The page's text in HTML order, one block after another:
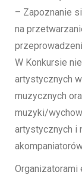
– Zapoznanie
na
W Konkursie
artystycznych
muzycznych
muzyki/
artystycznych i
Organizatorami